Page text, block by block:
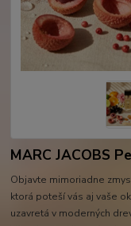
MARC JACOBS
Objavte mimoriadne
ktorá poteší vás aj vaše
uzavretá v moderných